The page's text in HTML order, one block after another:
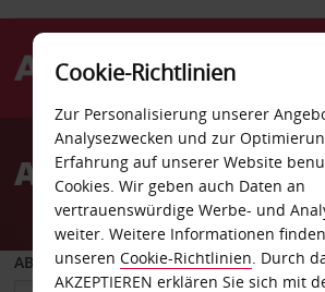
AvisAutovermietung
ABHOLEN VON
Cookie-Richtlinien
Zur Personalisierung unserer
Analysezwecken und zur
Erfahrung auf unserer Website
Cookies. Wir geben auch Daten an
vertrauenswürdige Werbe- und
weiter. Weitere Informationen
unseren Cookie-Richtlinien. Durch
AKZEPTIEREN erklären Sie sich mit